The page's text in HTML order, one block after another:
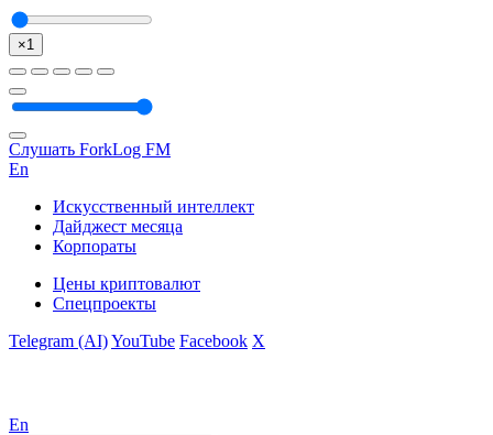
×1
Слушать ForkLog FM
En
Искусственный интеллект
Дайджест месяца
Корпораты
Цены криптовалют
Спецпроекты
Telegram (AI)YouTube Facebook X
En